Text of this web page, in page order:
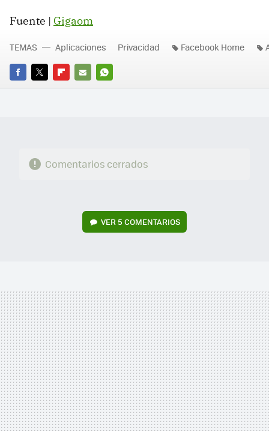
Fuente | Gigaom
FACEBOOK
TWITTERFLIPBOARD
E-
WHATSAPP
TEMAS Aplicaciones Privacidad Facebook Home
Comentarios cerrados
VER5 COMENTARIOS